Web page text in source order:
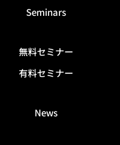
Seminars
無料セミナー
有料セミナー
News